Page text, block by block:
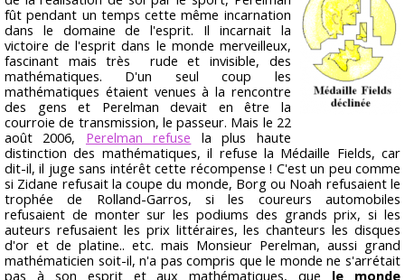
fût pendant un temps cette même incarnation
dans le domaine de l'esprit. Il incarnait la
victoire de l'esprit dans le monde merveilleux,
fascinant mais très rude et invisible, des
mathématiques. D'un seul coup les
mathématiques étaient venues à la rencontre
des gens et Perelman devait en être la
courroie de transmission, le passeur. Mais le 22
août 2006,
Perelman refuse
la plus haute
distinction des mathématiques, il refuse la Médaille Fields, car
dit-il, il juge sans intérêt cette récompense ! C'est un peu comme
si Zidane refusait la coupe du monde, Borg ou Noah refusaient le
trophée de Rolland-Garros, si les coureurs automobiles
refusaient de monter sur les podiums des grands prix, si les
auteurs refusaient les prix littéraires, les chanteurs les disques
d'or et de platine.. etc. mais Monsieur Perelman, aussi grand
mathématicien soit-il, n'a pas compris que le monde ne s'arrétait
pas à son esprit et aux mathématiques, que le monde